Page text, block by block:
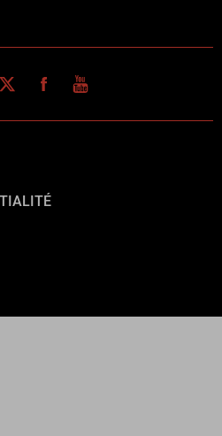
TWITTERFACEBOOK
YOUTUBE